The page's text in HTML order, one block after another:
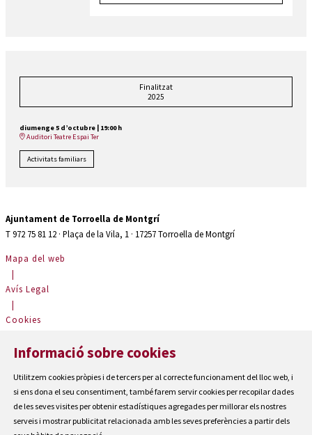
Finalitzat
2025
diumenge 5 d’octubre | 19:00 h
Auditori Teatre Espai Ter
Activitats familiars
Ajuntament de Torroella de Montgrí
T 972 75 81 12 · Plaça de la Vila, 1 · 17257 Torroella de Montgrí
Mapa del web
|
Avís Legal
|
Cookies
Contactar
Accessibilitat
Informació sobre cookies
Utilitzem cookies pròpies i de tercers per al correcte funcionament del lloc web, i
si ens dona el seu consentiment, també farem servir cookies per recopilar dades
de les seves visites per obtenir estadístiques agregades per millorar els nostres
serveis i mostrar publicitat relacionada amb les seves preferències a partir dels